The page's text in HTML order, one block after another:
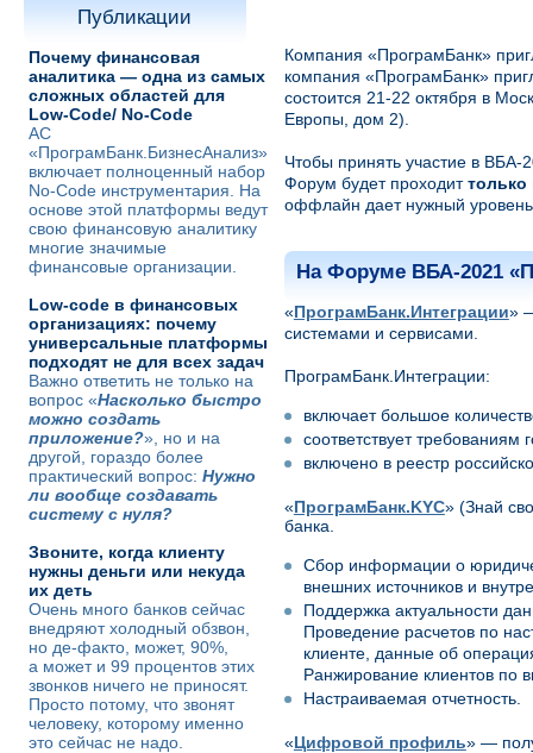
Публикации
Почему финансовая
аналитика — одна из самых
сложных областей для
Low-Code/ No-Code
АС
«ПрограмБанк.БизнесАнализ»
включает полноценный набор
No-Code инструментария. На
основе этой платформы ведут
свою финансовую аналитику
многие значимые
финансовые организации.
Low-code в финансовых
организациях: почему
универсальные платформы
подходят не для всех задач
Важно ответить не только на
вопрос «Насколько быстро
можно создать
приложение?», но и на
другой, гораздо более
практический вопрос: Нужно
ли вообще создавать
систему с нуля?
Звоните, когда клиенту
нужны деньги или некуда
их деть
Очень много банков сейчас
внедряют холодный обзвон,
но де-факто, может, 90%,
а может и 99 процентов этих
звонков ничего не приносят.
Просто потому, что звонят
человеку, которому именно
это сейчас не надо.
Компания «ПрограмБанк»
компания «ПрограмБанк»
состоится 21-22 октября в
Европы, дом 2).
Чтобы принять участие в ВБА-
Форум будет проходит
оффлайн дает нужный уровень
На Форуме ВБА-2021
«ПрограмБанк.Интеграции»
системами и сервисами.
ПрограмБанк.Интеграции:
включает большое
соответствует требованиям
включено в реестр
«ПрограмБанк.KYC» (Знай
банка.
Сбор информации о
внешних источников и
Поддержка актуальности
Проведение расчетов по
клиенте, данные об
Ранжирование клиентов
Настраиваемая отчетность.
«Цифровой профиль» —